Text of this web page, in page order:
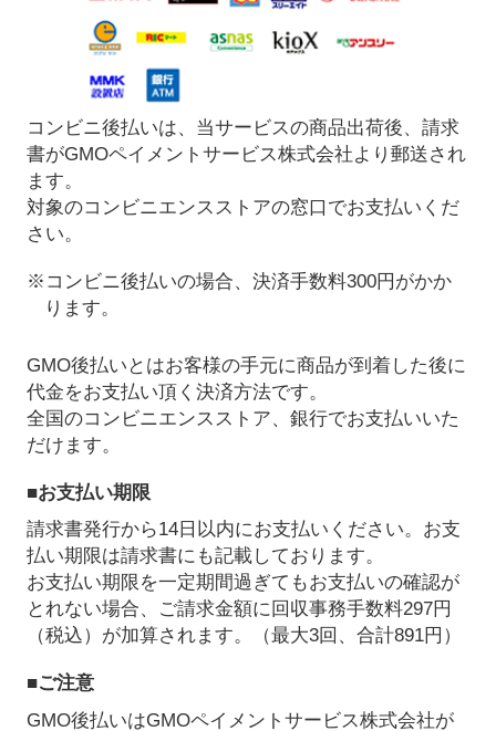
コンビニ後払いは、当サービスの商品出荷後、請求
書がGMOペイメントサービス株式会社より郵送され
ます。
対象のコンビニエンスストアの窓口でお支払いくだ
さい。
※コンビニ後払いの場合、決済手数料300円がかか
ります。
GMO後払いとはお客様の手元に商品が到着した後に
代金をお支払い頂く決済方法です。
全国のコンビニエンスストア、銀行でお支払いいた
だけます。
■お支払い期限
請求書発行から14日以内にお支払いください。お支
払い期限は請求書にも記載しております。
お支払い期限を一定期間過ぎてもお支払いの確認が
とれない場合、ご請求金額に回収事務手数料297円
（税込）が加算されます。（最大3回、合計891円）
■ご注意
GMO後払いはGMOペイメントサービス株式会社が